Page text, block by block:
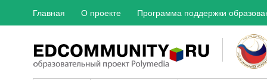
Главная О проекте Программа поддержки